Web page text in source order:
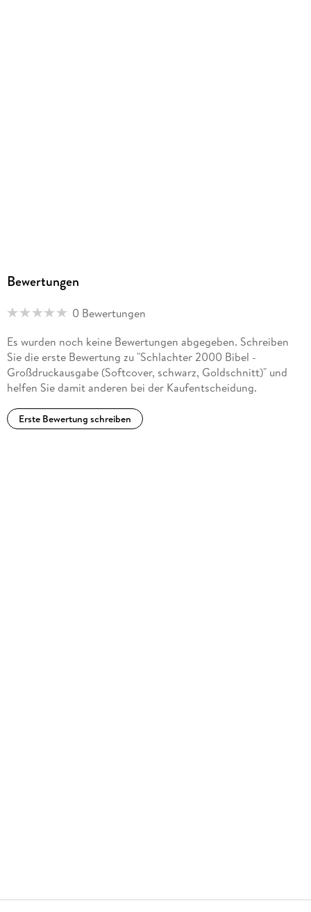
Bewertungen
0 Bewertungen
Es wurden noch keine Bewertungen abgegeben. Schreiben
Sie die erste Bewertung zu "Schlachter 2000 Bibel -
Großdruckausgabe (Softcover, schwarz, Goldschnitt)" und
helfen Sie damit anderen bei der Kaufentscheidung.
Erste Bewertung schreiben